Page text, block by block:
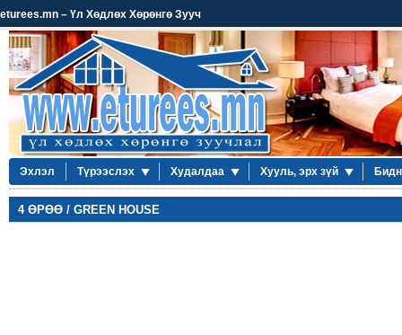
eturees.mn – Үл Хөдлөх Хөрөнгө Зууч
Эхлэл Түрээслэх Худалдаа Хууль, эрх зүй
4 ӨРӨӨ / GREEN HOUSE